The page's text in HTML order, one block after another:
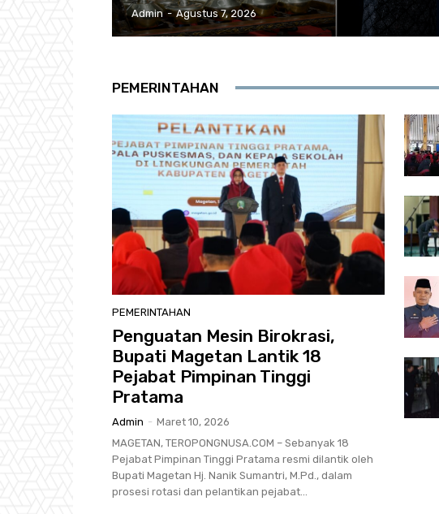
Admin - Agustus 7, 2026
PEMERINTAHAN
PEMERINTAHAN
Penguatan Mesin Birokrasi,
Bupati Magetan Lantik 18
Pejabat Pimpinan Tinggi
Pratama
Admin - Maret 10, 2026
MAGETAN, TEROPONGNUSA.COM – Sebanyak 18
Pejabat Pimpinan Tinggi Pratama resmi dilantik oleh
Bupati Magetan Hj. Nanik Sumantri, M.Pd., dalam
prosesi rotasi dan pelantikan pejabat...